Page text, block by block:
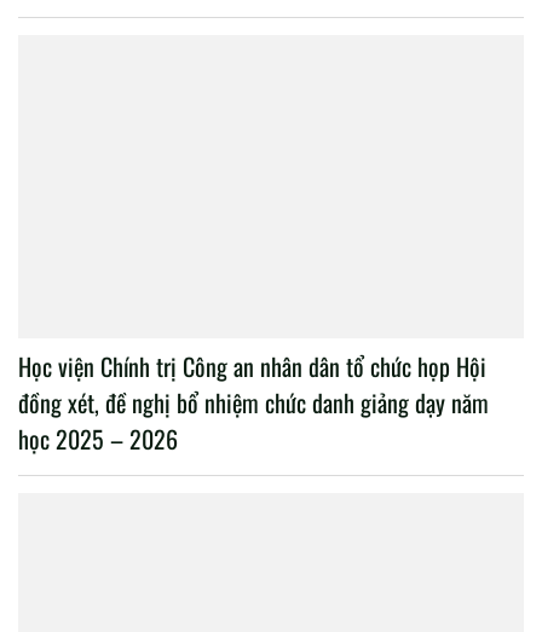
Học viện Chính trị Công an nhân dân tổ chức họp Hội
đồng xét, đề nghị bổ nhiệm chức danh giảng dạy năm
học 2025 – 2026